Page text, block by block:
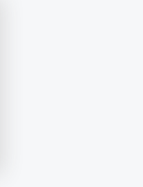
时代的搜商